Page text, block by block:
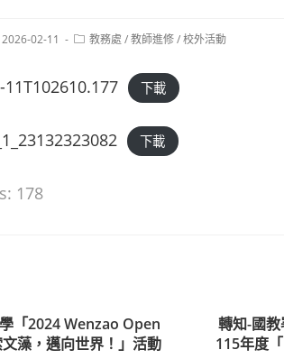
2026-02-11
Post教務處 /教師進修/校外活動
下載
下載
178
「2024 Wenzao Open
藻，邁向世界！」活動
轉知-國
115年度